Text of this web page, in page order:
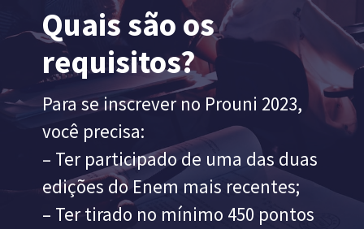
Quais são os
requisitos?
Para se inscrever no Prouni 2023,
você precisa:
– Ter participado de uma das duas
edições do Enem mais recentes;
– Ter tirado no mínimo 450 pontos